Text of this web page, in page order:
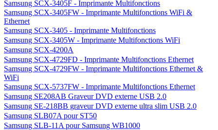
Samsung SCX-3405F - Imprimante Multifonctions
Samsung SCX-3405FW - Imprimante Multifonctions WiFi &
Ethernet
Samsung SCX-3405 - Imprimante Multifonctions
Samsung SCX-3405W - Imprimante Multifonctions WiFi
Samsung SCX-4200A
Samsung SCX-4729FD - Imprimante Multifonctions Ethernet
Samsung SCX-4729FW - Imprimante Multifonctions Ethernet &
WiFi
Samsung SCX-5737FW - Imprimante Multifonctions Ethernet
Samsung SE208AB Graveur DVD externe USB 2.0
Samsung SE-218BB graveur DVD externe ultra slim USB 2.0
Samsung SLB07A pour ST50
Samsung SLB-11A pour Samsung WB1000